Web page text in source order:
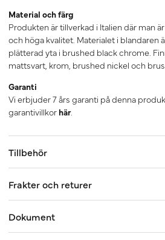
Material och färg
Produkten är tillverkad i Italien där man
och höga kvalitet. Materialet i blandaren
plätterad yta i brushed black chrome.
mattsvart, krom, brushed nickel och
Garanti
Vi erbjuder 7 års garanti på denna
garantivillkor här.
Tillbehör
Frakter och returer
Dokument